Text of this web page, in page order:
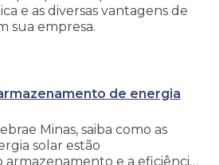
e as diversas vantagens de
sua empresa.
de energia
Minas, saiba como as
solar estão
e a eficiência